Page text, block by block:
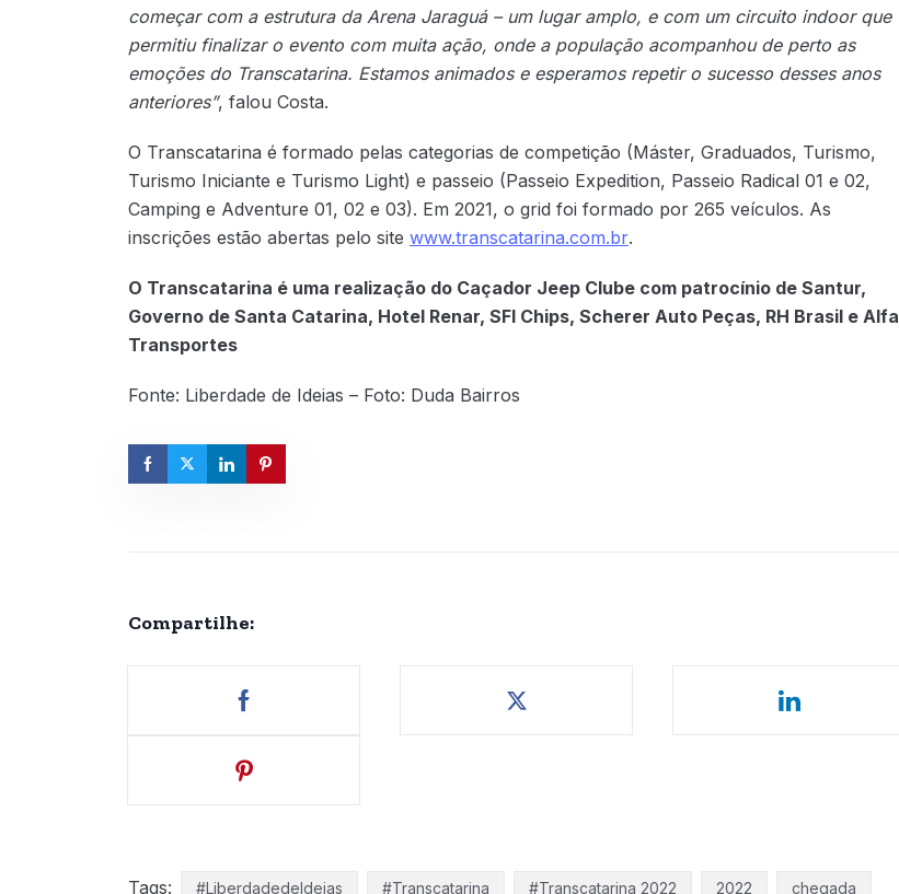
começar com a estrutura da Arena Jaraguá – um lugar amplo, e com um circuito indoor que
permitiu finalizar o evento com muita ação, onde a população acompanhou de perto as
emoções do Transcatarina. Estamos animados e esperamos repetir o sucesso desses anos
anteriores”, falou Costa.
O Transcatarina é formado pelas categorias de competição (Máster, Graduados, Turismo,
Turismo Iniciante e Turismo Light) e passeio (Passeio Expedition, Passeio Radical 01 e 02,
Camping e Adventure 01, 02 e 03). Em 2021, o grid foi formado por 265 veículos. As
inscrições estão abertas pelo site www.transcatarina.com.br.
O Transcatarina é uma realização do Caçador Jeep Clube com patrocínio de Santur,
Governo de Santa Catarina, Hotel Renar, SFI Chips, Scherer Auto Peças, RH Brasil e Alfa
Transportes
Fonte: Liberdade de Ideias – Foto: Duda Bairros
Compartilhe:
Tags: #LiberdadedeIdeias #Transcatarina #Transcatarina 2022 2022 chegada